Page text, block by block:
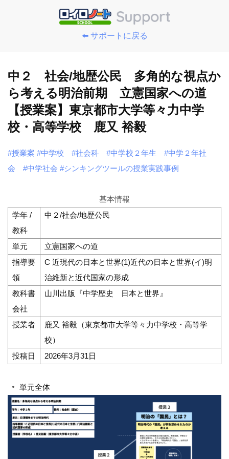
⬅️ サポートに戻る
中２ 社会/地歴公民 多角的な視点か
ら考える明治前期 立憲国家への道
【授業案】東京都市大学等々力中学
校・高等学校 鹿又 裕毅
#授業案 #中学校 #社会科 #中学校２年生
#中学２年社
会
#中学社会 #シンキングツールの授業実践事例
基本情報
学年 /
教科
中２/社会/地歴公民
単元
立憲国家への道
指導要
領
C 近現代の日本と世界(1)近代の日本と世界(イ)明
治維新と近代国家の形成
教科書
会社
山川出版『中学歴史 日本と世界』
授業者
鹿又 裕毅（東京都市大学等々力中学校・高等学
校）
投稿日
2026年3月31日
単元全体